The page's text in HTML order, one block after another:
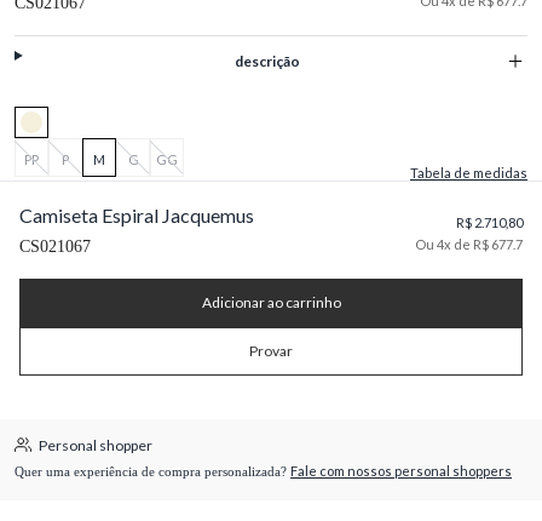
descrição
PP P M G
GG
Tabela de medidas
Camiseta Espiral Jacquemus
CS021067
R$ 2.710,80
Ou 4x de R$ 677.7
Adicionar ao carrinho
Provar
Personal shopper
Quer uma experiência de compra personalizada? Fale com nossos personal shoppers